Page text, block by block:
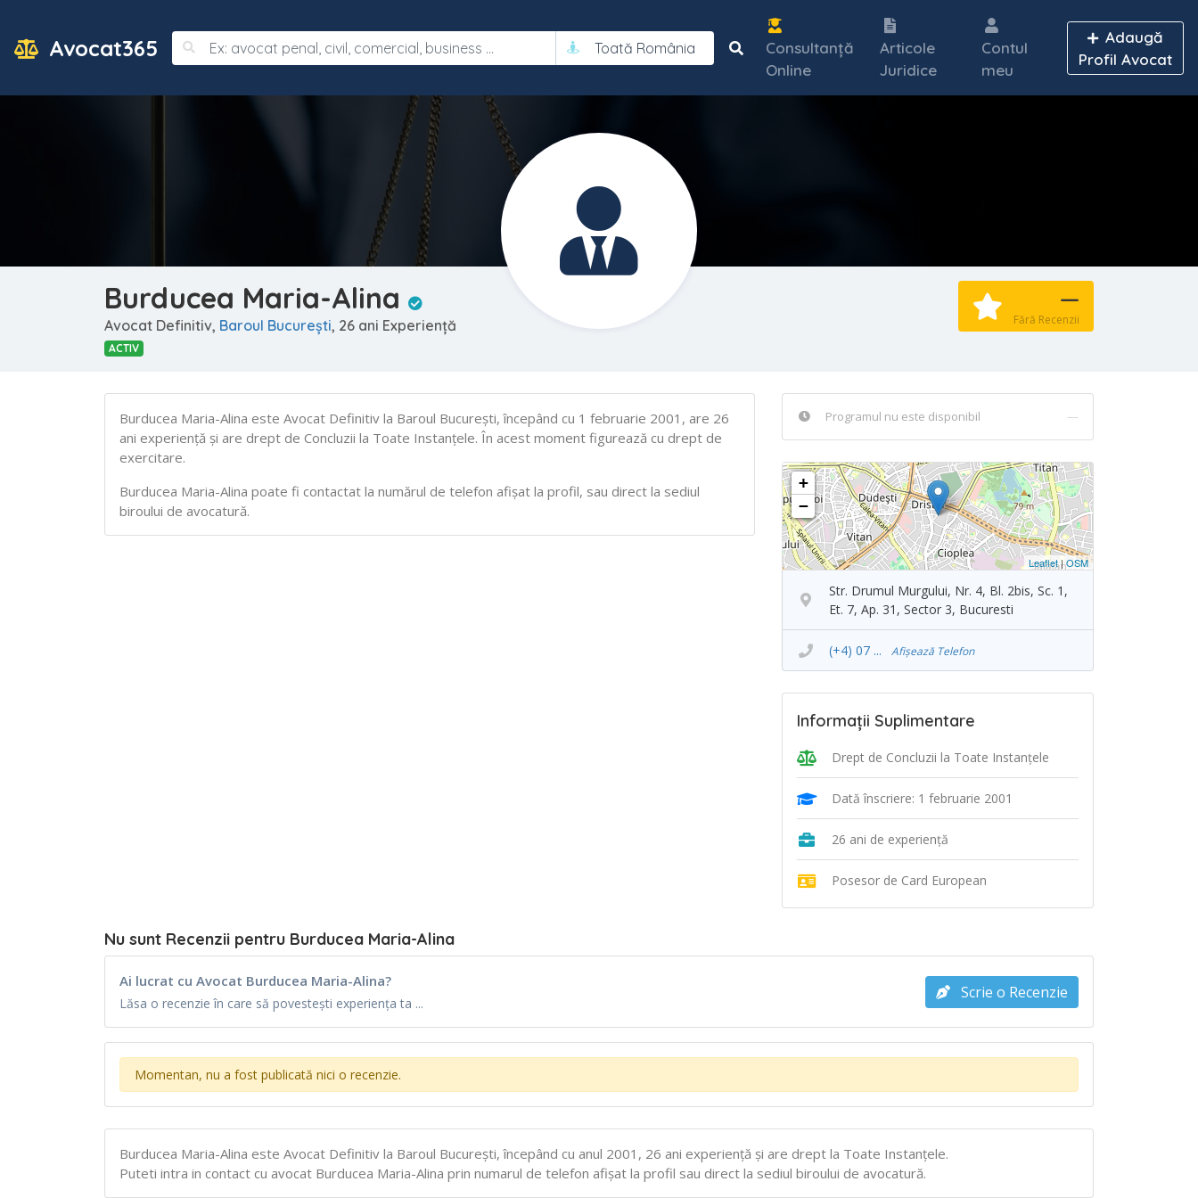
Avocat365 Toată România
Consultanță
Online
Articole
Juridice
Contul
meu
Adaugă
Profil Avocat
Burducea Maria-Alina
Avocat Definitiv, Baroul Bucureşti, 26 ani Experiență
ACTIV
—
Fără Recenzii
Burducea Maria-Alina este Avocat Definitiv la Baroul Bucureşti, începând cu 1 februarie 2001, are 26
ani experiență și are drept de Concluzii la Toate Instanţele. În acest moment figurează cu drept de
exercitare.
Burducea Maria-Alina poate fi contactat la numărul de telefon afișat la profil, sau direct la sediul
biroului de avocatură.
Programul nu este disponibil —
+
−
Leaflet|OSM
Str. Drumul Murgului, Nr. 4, Bl. 2bis, Sc. 1,
Et. 7, Ap. 31, Sector 3, Bucuresti
(+4) 07 ... Afișează Telefon
Informații Suplimentare
Drept de Concluzii la Toate Instanţele
Dată înscriere: 1 februarie 2001
26 ani de experiență
Posesor de Card European
Nu sunt Recenzii pentru Burducea Maria-Alina
Ai lucrat cu Avocat Burducea Maria-Alina?
Lăsa o recenzie în care să povestești experiența ta ...
Scrie o Recenzie
Momentan, nu a fost publicată nici o recenzie.
Burducea Maria-Alina este Avocat Definitiv la Baroul Bucureşti, începând cu anul 2001, 26 ani experiență și are drept la Toate Instanţele.
Puteti intra in contact cu avocat Burducea Maria-Alina prin numarul de telefon afișat la profil sau direct la sediul biroului de avocatură.